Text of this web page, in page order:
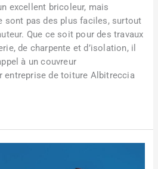
excellent bricoleur, mais
sont pas des plus faciles, surtout
Que ce soit pour des travaux
de charpente et d’isolation, il
à un couvreur
entreprise de toiture Albitreccia